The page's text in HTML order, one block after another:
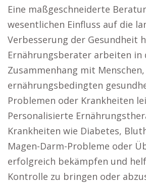
Eine maßgeschneiderte
wesentlichen Einfluss auf die
Verbesserung der Gesundheit
Ernährungsberater arbeiten in
Zusammenhang mit
ernährungsbedingten
Problemen oder Krankheiten
Personalisierte
Krankheiten wie Diabetes,
Magen-Darm-Probleme oder
erfolgreich bekämpfen und
Kontrolle zu bringen oder